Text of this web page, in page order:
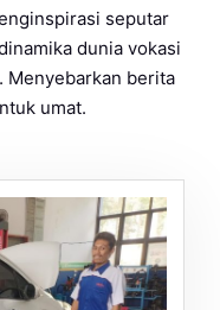
seputar
dunia vokasi
Menyebarkan berita
umat.